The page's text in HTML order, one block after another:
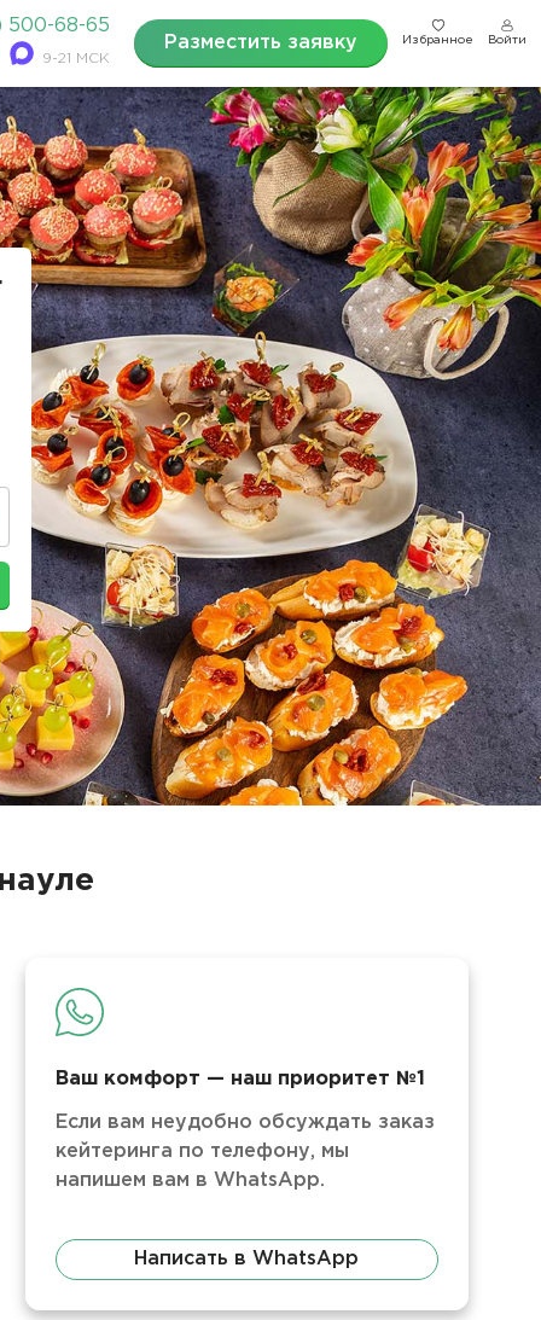
500-68-65
9-21 МСК
Разместить заявку Избранное Войти
Ваш комфорт — наш приоритет №1
Если вам неудобно обсуждать заказ
кейтеринга по телефону, мы
напишем вам в WhatsApp.
Написать в WhatsApp